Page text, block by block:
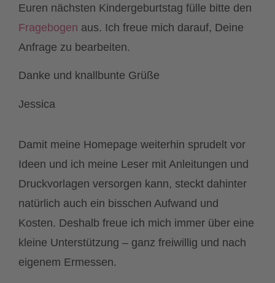
Euren nächsten Kindergeburtstag fülle bitte den
Fragebogen aus. Ich freue mich darauf, Deine
Anfrage zu bearbeiten.
Danke und knallbunte Grüße
Jessica
Damit meine Homepage weiterhin sprudelt vor
Ideen und ich meine Leser mit Anleitungen und
Druckvorlagen versorgen kann, steckt dahinter
natürlich auch ein bisschen Aufwand und
Kosten. Deshalb freue ich mich immer über eine
kleine Unterstützung – ganz freiwillig und nach
eigenem Ermessen.